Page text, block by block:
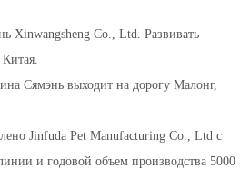
Xinwangsheng Co., Ltd. Развивать
Сямэнь выходит на дорогу Малонг,
Jinfuda Pet Manufacturing Co., Ltd с
и годовой объем производства 5000